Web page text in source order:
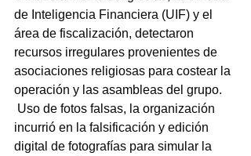
de Inteligencia Financiera (UIF) y el
área de fiscalización, detectaron
recursos irregulares provenientes de
asociaciones religiosas para costear la
operación y las asambleas del grupo.
Uso de fotos falsas, la organización
incurrió en la falsificación y edición
digital de fotografías para simular la